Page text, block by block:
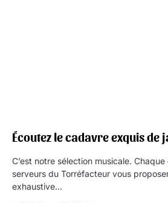
Écoutez le cadavre exquis de
C’est notre sélection musicale.
serveurs du Torréfacteur vous
exhaustive…